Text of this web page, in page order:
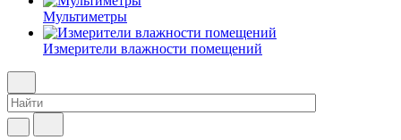
Мультиметры
Измерители влажности помещений